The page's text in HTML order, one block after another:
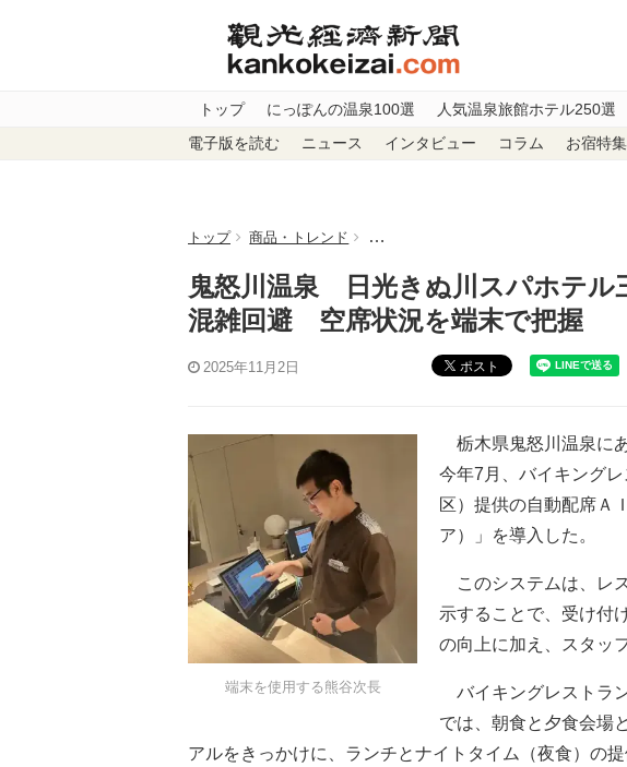
トップ にっぽんの温泉100選 人気温泉旅館ホテル250選
電子版を読む ニュース インタビュー コラム お宿特集
トップ 商品・トレンド 鬼怒川温泉 日光きぬ川スパホテル三
鬼怒川温泉 日光きぬ川スパホテ
混雑回避 空席状況を端末で把握
2025年11月2日 ポスト
端末を使用する熊谷次長
栃木県鬼怒川温泉に
今年7月、バイキング
区）提供の自動配席Ａ
ア）」を導入した。
このシステムは、レ
示することで、受け付
の向上に加え、スタッ
バイキングレストラ
では、朝食と夕食会場
アルをきっかけに、ランチとナイトタイム（夜食）の